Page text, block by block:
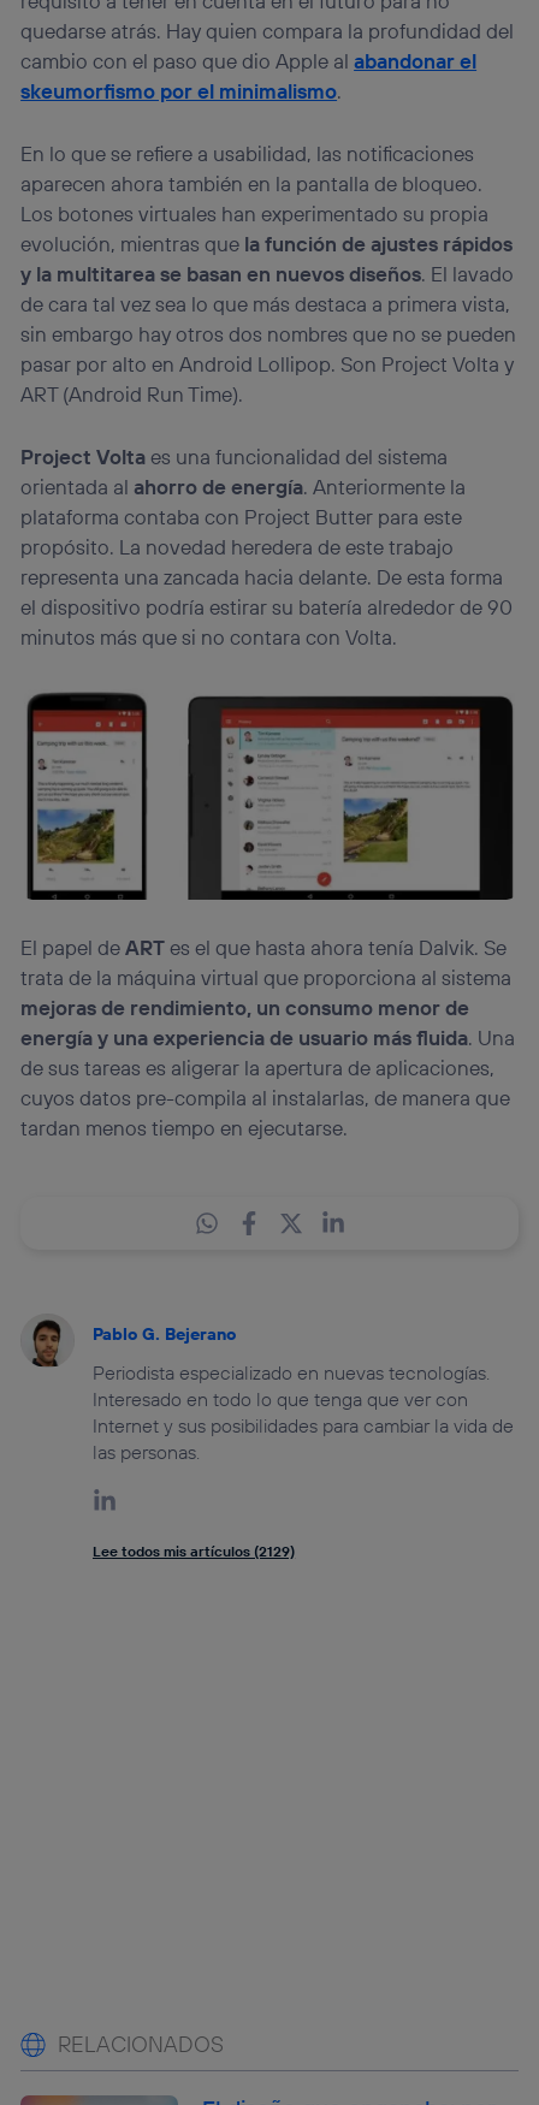
quedarse atrás. Hay quien compara la profundidad del
cambio con el paso que dio Apple alabandonar el
skeumorfismo por el minimalismo.
En lo que se refiere a usabilidad, las notificaciones
aparecen ahora también en la pantalla de bloqueo.
Los botones virtuales han experimentado su propia
evolución, mientras que la función de ajustes rápidos
y la multitarea se basan en nuevos diseños. El lavado
de cara tal vez sea lo que más destaca a primera vista,
sin embargo hay otros dos nombres que no se pueden
pasar por alto en Android Lollipop. Son Project Volta y
ART (Android Run Time).
Project Voltaes una funcionalidad del sistema
orientada al ahorro de energía. Anteriormente la
plataforma contaba con Project Butter para este
propósito. La novedad heredera de este trabajo
representa una zancada hacia delante. De esta forma
el dispositivo podría estirar su batería alrededor de 90
minutos más que si no contara con Volta.
El papel deARTes el que hasta ahora tenía Dalvik. Se
trata de la máquina virtual que proporciona al sistema
mejoras de rendimiento, un consumo menor de
energía y una experiencia de usuario más fluida. Una
de sus tareas es aligerar la apertura de aplicaciones,
cuyos datos pre-compila al instalarlas, de manera que
tardan menos tiempo en ejecutarse.
Pablo G. Bejerano
Periodista especializado en nuevas tecnologías.
Interesado en todo lo que tenga que ver con
Internet y sus posibilidades para cambiar la vida de
las personas.
Lee todos mis artículos (2129)
RELACIONADOS